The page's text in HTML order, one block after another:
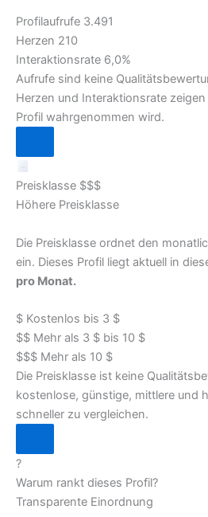
Profilaufrufe 3.491
Herzen 210
Interaktionsrate 6,0%
Aufrufe sind keine
Herzen und Interaktionsrate
Profil wahrgenommen wird.
Preisklasse $$$
Höhere Preisklasse
Die Preisklasse ordnet den
ein. Dieses Profil liegt aktuell in
pro Monat.
$ Kostenlos bis 3 $
$$ Mehr als 3 $ bis 10 $
$$$ Mehr als 10 $
Die Preisklasse ist keine
kostenlose, günstige, mittlere und
schneller zu vergleichen.
?
Warum rankt dieses Profil?
Transparente Einordnung